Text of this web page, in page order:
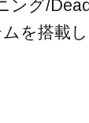
ング/
を搭載し